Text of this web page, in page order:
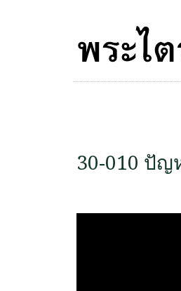
30-010 ปัญ